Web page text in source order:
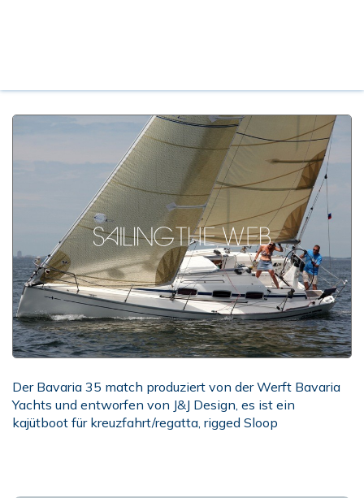
Der Bavaria 35 match produziert von der Werft Bavaria
Yachts und entworfen von J&J Design, es ist ein
kajütboot für kreuzfahrt/regatta, rigged Sloop